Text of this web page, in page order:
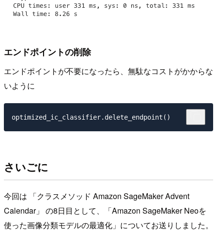
エンドポイントの削除
エンドポイントが不要になったら、無駄なコストがかからな
いように
さいごに
今回は 「クラスメソッド Amazon SageMaker Advent
Calendar」 の8日目として、「Amazon SageMaker Neoを
使った画像分類モデルの最適化」についてお送りしました。